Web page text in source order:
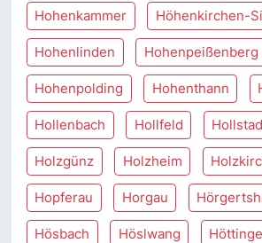
Hohenkammer Höhenkirchen-
Hohenlinden Hohenpeißenberg
Hohenpolding Hohenthann
Hollenbach Hollfeld
Holzgünz Holzheim
Hopferau Horgau
Hösbach Höslwang